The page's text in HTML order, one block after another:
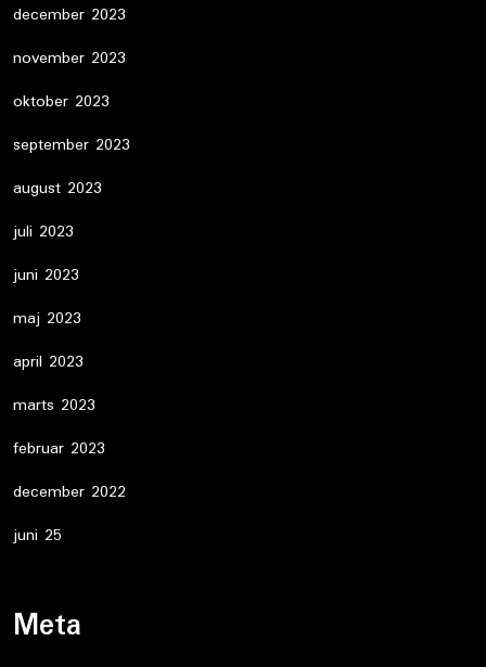
december 2023
november 2023
oktober 2023
september 2023
august 2023
juli 2023
juni 2023
maj 2023
april 2023
marts 2023
februar 2023
december 2022
juni 25
Meta